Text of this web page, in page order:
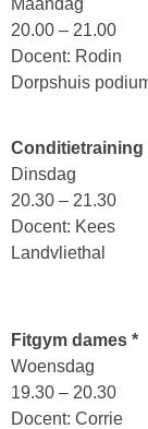
20.00 – 21.00
Docent: Rodin
Dorpshuis
Conditietraining
Dinsdag
20.30 – 21.30
Docent: Kees
Landvliethal
Fitgym dames *
Woensdag
19.30 – 20.30
Docent: Corrie